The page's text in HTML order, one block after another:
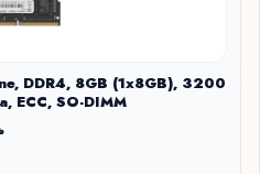
DDR4, 8GB (1x8GB), 3200
ECC, SO-DIMM